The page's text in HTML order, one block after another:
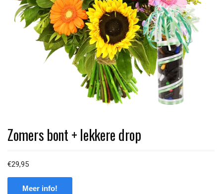
Zomers bont + lekkere drop
€29,95
Meer info!